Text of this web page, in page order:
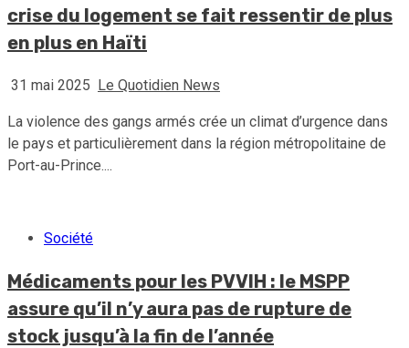
crise du logement se fait ressentir de plus
en plus en Haïti
31 mai 2025 Le Quotidien News
La violence des gangs armés crée un climat d’urgence dans
le pays et particulièrement dans la région métropolitaine de
Port-au-Prince....
Société
Médicaments pour les PVVIH : le MSPP
assure qu’il n’y aura pas de rupture de
stock jusqu’à la fin de l’année